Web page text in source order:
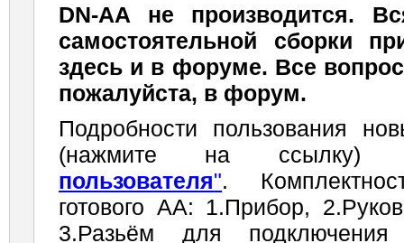
DN-AA не производится.
самостоятельной сборки
здесь и в форуме. Все
пожалуйста, в форум.
Подробности пользования
(нажмите на
пользователя".
готового АА: 1.Прибор,
3.Разьём для подключения